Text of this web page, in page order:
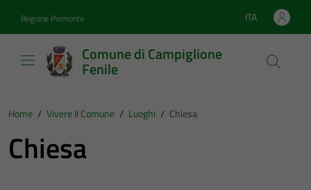
Regione Piemonte Lingua attiva:
ITA
Comune di Campiglione
Fenile
Home / Vivere Il Comune / Luoghi / Chiesa
Chiesa